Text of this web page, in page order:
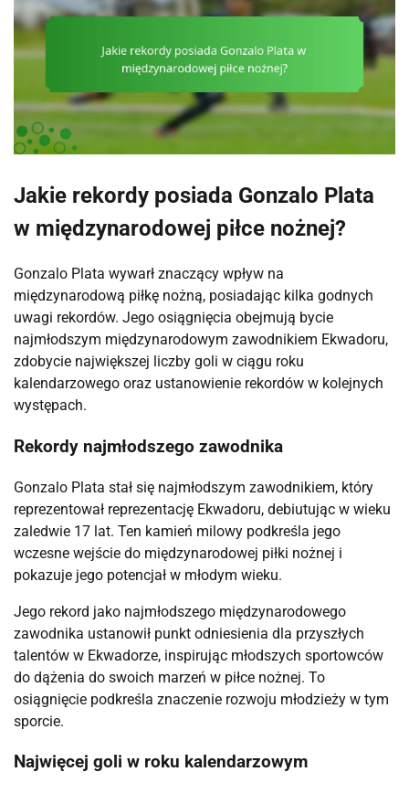
Jakie rekordy posiada Gonzalo Plata
w międzynarodowej piłce nożnej?
Gonzalo Plata wywarł znaczący wpływ na
międzynarodową piłkę nożną, posiadając kilka godnych
uwagi rekordów. Jego osiągnięcia obejmują bycie
najmłodszym międzynarodowym zawodnikiem Ekwadoru,
zdobycie największej liczby goli w ciągu roku
kalendarzowego oraz ustanowienie rekordów w kolejnych
występach.
Rekordy najmłodszego zawodnika
Gonzalo Plata stał się najmłodszym zawodnikiem, który
reprezentował reprezentację Ekwadoru, debiutując w wieku
zaledwie 17 lat. Ten kamień milowy podkreśla jego
wczesne wejście do międzynarodowej piłki nożnej i
pokazuje jego potencjał w młodym wieku.
Jego rekord jako najmłodszego międzynarodowego
zawodnika ustanowił punkt odniesienia dla przyszłych
talentów w Ekwadorze, inspirując młodszych sportowców
do dążenia do swoich marzeń w piłce nożnej. To
osiągnięcie podkreśla znaczenie rozwoju młodzieży w tym
sporcie.
Najwięcej goli w roku kalendarzowym